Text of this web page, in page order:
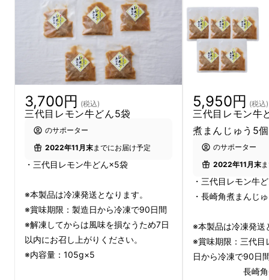
長崎を代表する角煮まんじゅ
う屋が、何故牛丼を？
私たち岩崎本舗は、創業57年長崎のご当地グ
ルメ角煮まんじゅうの老舗メーカー
のお土産ブランド
「角煮まんじゅう」を作り上
げた会社です。
※これまでのメディア出演
3日間かけて作ったトロトロの角煮を、岩崎本
舗専用配合の小麦粉で作ったふわふわの生地で
はさみ込んだ「長崎角煮まんじゅう」。
角煮の脂が苦手、という方から「岩崎本舗の角
煮は食べられる！」とうれしいお声もたくさん
3,700円 (税込)
三代目レモン牛どん5袋
のサポーター
2022年11月末までにお届け予定
・三代目レモン牛どん×5袋
※本製品は冷凍発送となります。
※賞味期限：製造日から冷凍で90日間
※解凍してからは風味を損なうため7日
以内にお召し上がりください。
※内容量：105g×5
5,950円 (税込)
三代目レモン牛
煮まんじゅう5個
のサポーター
2022年11月末
・三代目レモン牛
・長崎角煮まんじ
※本製品は冷凍発送
※賞味期限：三代目
日から冷凍で90日
長崎角煮ま